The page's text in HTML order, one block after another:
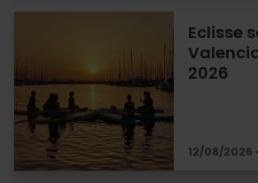
Eclisse
2026
12/08/2026